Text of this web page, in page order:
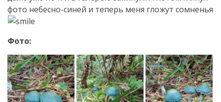
фото небесно-синей и теперь меня гложут сомненья
Фото: